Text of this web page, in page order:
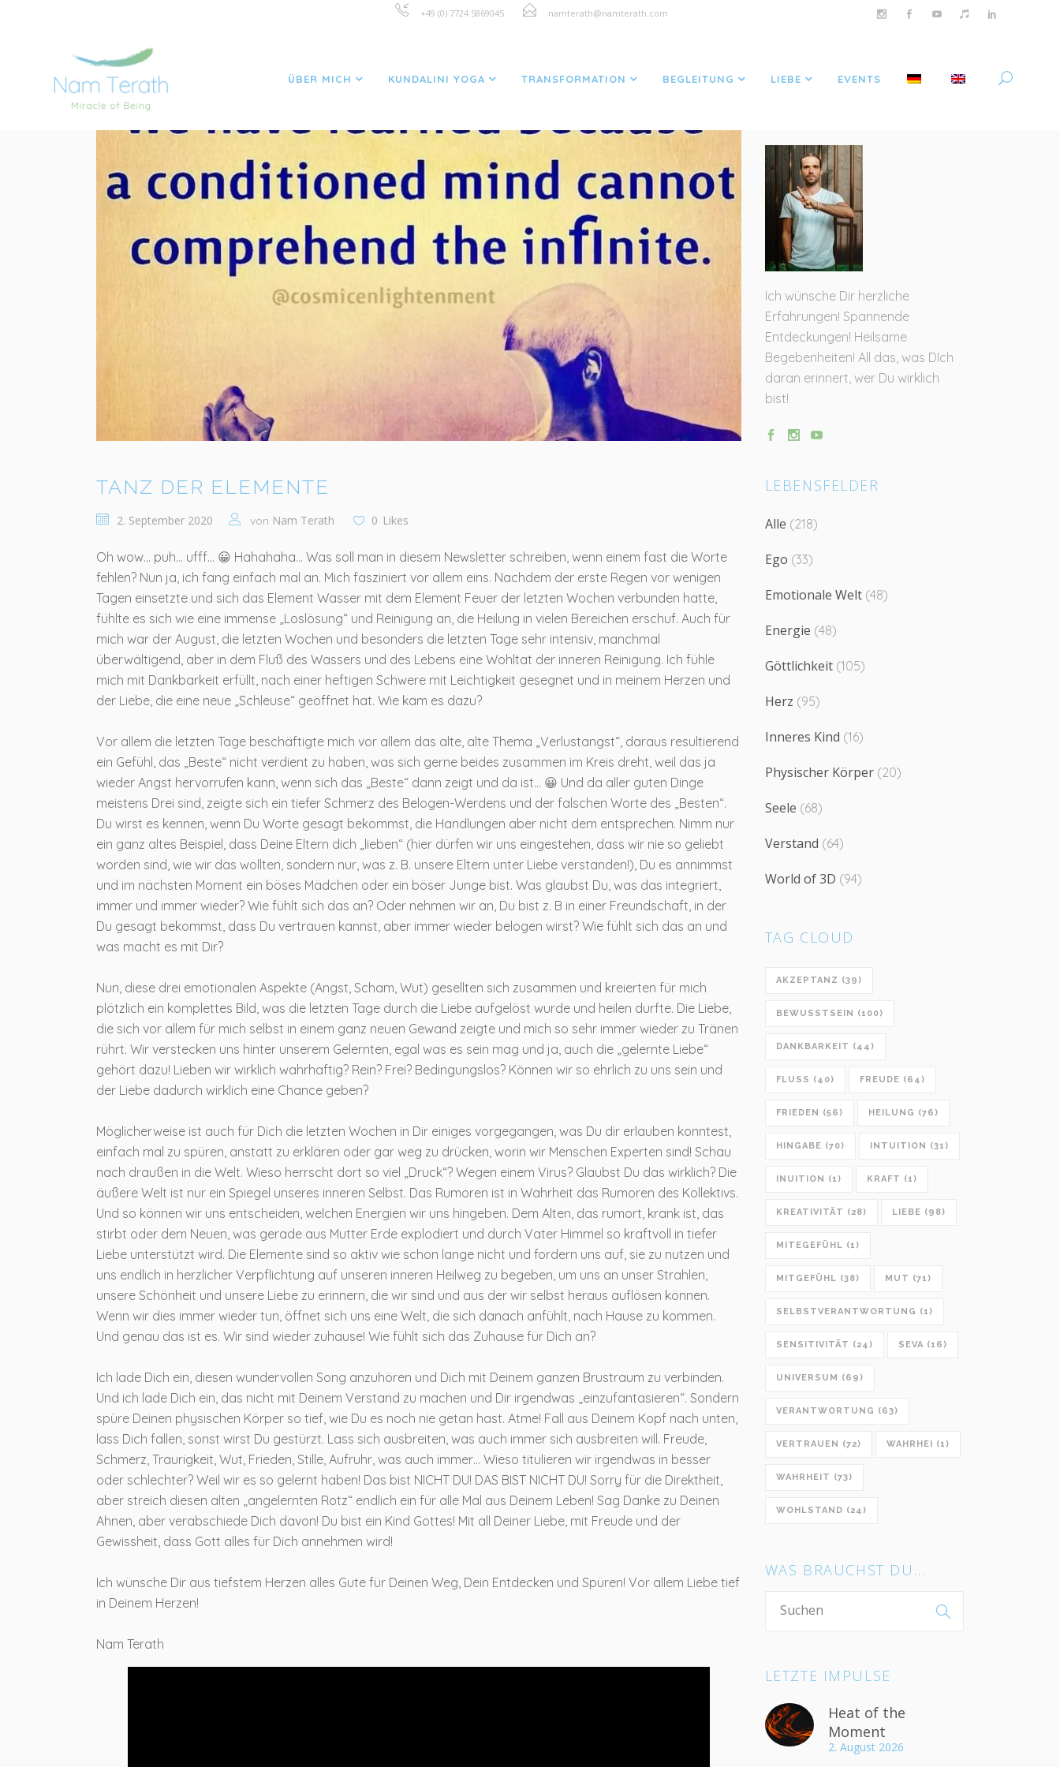
+49 (0) 7724 5869045 namterath@namterath.com
ÜBER MICH KUNDALINI YOGA TRANSFORMATION BEGLEITUNG LIEBE EVENTS
TANZ DER ELEMENTE
2. September 2020 von Nam Terath 0 Likes
Oh wow… puh… ufff… 😀 Hahahaha… Was soll man in diesem Newsletter schreiben, wenn einem fast die Worte
fehlen? Nun ja, ich fang einfach mal an. Mich fasziniert vor allem eins. Nachdem der erste Regen vor wenigen
Tagen einsetzte und sich das Element Wasser mit dem Element Feuer der letzten Wochen verbunden hatte,
fühlte es sich wie eine immense „Loslösung“ und Reinigung an, die Heilung in vielen Bereichen erschuf. Auch für
mich war der August, die letzten Wochen und besonders die letzten Tage sehr intensiv, manchmal
überwältigend, aber in dem Fluß des Wassers und des Lebens eine Wohltat der inneren Reinigung. Ich fühle
mich mit Dankbarkeit erfüllt, nach einer heftigen Schwere mit Leichtigkeit gesegnet und in meinem Herzen und
der Liebe, die eine neue „Schleuse“ geöffnet hat. Wie kam es dazu?
Vor allem die letzten Tage beschäftigte mich vor allem das alte, alte Thema „Verlustangst“, daraus resultierend
ein Gefühl, das „Beste“ nicht verdient zu haben, was sich gerne beides zusammen im Kreis dreht, weil das ja
wieder Angst hervorrufen kann, wenn sich das „Beste“ dann zeigt und da ist… 😀 Und da aller guten Dinge
meistens Drei sind, zeigte sich ein tiefer Schmerz des Belogen-Werdens und der falschen Worte des „Besten“.
Du wirst es kennen, wenn Du Worte gesagt bekommst, die Handlungen aber nicht dem entsprechen. Nimm nur
ein ganz altes Beispiel, dass Deine Eltern dich „lieben“ (hier dürfen wir uns eingestehen, dass wir nie so geliebt
worden sind, wie wir das wollten, sondern nur, was z. B. unsere Eltern unter Liebe verstanden!), Du es annimmst
und im nächsten Moment ein böses Mädchen oder ein böser Junge bist. Was glaubst Du, was das integriert,
immer und immer wieder? Wie fühlt sich das an? Oder nehmen wir an, Du bist z. B in einer Freundschaft, in der
Du gesagt bekommst, dass Du vertrauen kannst, aber immer wieder belogen wirst? Wie fühlt sich das an und
was macht es mit Dir?
Nun, diese drei emotionalen Aspekte (Angst, Scham, Wut) gesellten sich zusammen und kreierten für mich
plötzlich ein komplettes Bild, was die letzten Tage durch die Liebe aufgelöst wurde und heilen durfte. Die Liebe,
die sich vor allem für mich selbst in einem ganz neuen Gewand zeigte und mich so sehr immer wieder zu Tränen
rührt. Wir verstecken uns hinter unserem Gelernten, egal was es sein mag und ja, auch die „gelernte Liebe“
gehört dazu! Lieben wir wirklich wahrhaftig? Rein? Frei? Bedingungslos? Können wir so ehrlich zu uns sein und
der Liebe dadurch wirklich eine Chance geben?
Möglicherweise ist auch für Dich die letzten Wochen in Dir einiges vorgegangen, was Du dir erlauben konntest,
einfach mal zu spüren, anstatt zu erklären oder gar weg zu drücken, worin wir Menschen Experten sind! Schau
nach draußen in die Welt. Wieso herrscht dort so viel „Druck“? Wegen einem Virus? Glaubst Du das wirklich? Die
äußere Welt ist nur ein Spiegel unseres inneren Selbst. Das Rumoren ist in Wahrheit das Rumoren des Kollektivs.
Und so können wir uns entscheiden, welchen Energien wir uns hingeben. Dem Alten, das rumort, krank ist, das
stirbt oder dem Neuen, was gerade aus Mutter Erde explodiert und durch Vater Himmel so kraftvoll in tiefer
Liebe unterstützt wird. Die Elemente sind so aktiv wie schon lange nicht und fordern uns auf, sie zu nutzen und
uns endlich in herzlicher Verpflichtung auf unseren inneren Heilweg zu begeben, um uns an unser Strahlen,
unsere Schönheit und unsere Liebe zu erinnern, die wir sind und aus der wir selbst heraus auflösen können.
Wenn wir dies immer wieder tun, öffnet sich uns eine Welt, die sich danach anfühlt, nach Hause zu kommen.
Und genau das ist es. Wir sind wieder zuhause! Wie fühlt sich das Zuhause für Dich an?
Ich lade Dich ein, diesen wundervollen Song anzuhören und Dich mit Deinem ganzen Brustraum zu verbinden.
Und ich lade Dich ein, das nicht mit Deinem Verstand zu machen und Dir irgendwas „einzufantasieren“. Sondern
spüre Deinen physischen Körper so tief, wie Du es noch nie getan hast. Atme! Fall aus Deinem Kopf nach unten,
lass Dich fallen, sonst wirst Du gestürzt. Lass sich ausbreiten, was auch immer sich ausbreiten will. Freude,
Schmerz, Traurigkeit, Wut, Frieden, Stille, Aufruhr, was auch immer… Wieso titulieren wir irgendwas in besser
oder schlechter? Weil wir es so gelernt haben! Das bist NICHT DU! DAS BIST NICHT DU! Sorry für die Direktheit,
aber streich diesen alten „angelernten Rotz“ endlich ein für alle Mal aus Deinem Leben! Sag Danke zu Deinen
Ahnen, aber verabschiede Dich davon! Du bist ein Kind Gottes! Mit all Deiner Liebe, mit Freude und der
Gewissheit, dass Gott alles für Dich annehmen wird!
Ich wünsche Dir aus tiefstem Herzen alles Gute für Deinen Weg, Dein Entdecken und Spüren! Vor allem Liebe tief
in Deinem Herzen!
Nam Terath
Ich wünsche Dir herzliche
Erfahrungen! Spannende
Entdeckungen! Heilsame
Begebenheiten! All das, was DIch
daran erinnert, wer Du wirklich
bist!
LEBENSFELDER
Alle (218)
Ego (33)
Emotionale Welt(48)
Energie (48)
Göttlichkeit(105)
Herz (95)
Inneres Kind (16)
Physischer Körper(20)
Seele (68)
Verstand (64)
World of 3D (94)
TAG CLOUD
AKZEPTANZ (39)
BEWUSSTSEIN (100)
DANKBARKEIT (44)
FLUSS (40) FREUDE (64)
FRIEDEN (56) HEILUNG (76)
HINGABE (70) INTUITION (31)
INUITION (1) KRAFT (1)
KREATIVITÄT (28) LIEBE (98)
MITEGEFÜHL (1)
MITGEFÜHL (38) MUT (71)
SELBSTVERANTWORTUNG (1)
SENSITIVITÄT (24) SEVA (16)
UNIVERSUM (69)
VERANTWORTUNG (63)
VERTRAUEN (72) WAHRHEI (1)
WAHRHEIT (73)
WOHLSTAND (24)
WAS BRAUCHST DU…
LETZTE IMPULSE
Heat of the
Moment
2. August 2026